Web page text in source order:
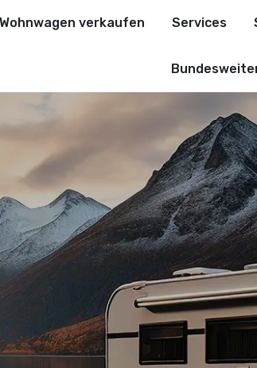
Wohnwagen verkaufen Services